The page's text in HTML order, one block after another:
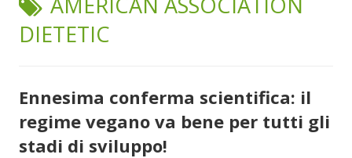
DIETETIC
Ennesima conferma scientifica: il
regime vegano va bene per tutti gli
stadi di sviluppo!